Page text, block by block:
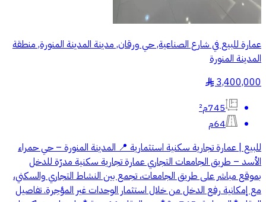
عمارة للبيع في شارع الصناعية, حي ورقان, مدينة المدينة المنورة, منطقة
المدينة المنورة
3,400,000
§
745م²
64م
للبيع | عمارة تجارية سكنية استثمارية 📍 المدينة المنورة – حي حمراء
الأسد – طريق الجامعات التجاري عمارة تجارية سكنية مدرّة للدخل
بموقع مباشر على طريق الجامعات، تجمع بين النشاط التجاري والسكني،
مع إمكانية رفع الدخل من خلال استثمار الوحدات غير المؤجرة. تفاصيل